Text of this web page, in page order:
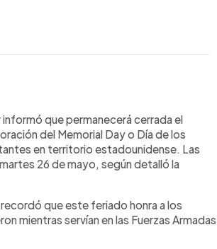
anunció que permanecerá
del Memorial Day
a honrar a los militares
servicios consulares y
26 de mayo. El Memorial Day
la jornada se realizan
a cementerios en memoria de
que permanecerá cerrada el
del Memorial Day o Día de los
en territorio estadounidense. Las
26 de mayo, según detalló la
que este feriado honra a los
mientras servían en las Fuerzas Armadas